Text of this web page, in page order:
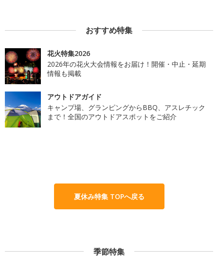
おすすめ特集
花火特集2026
2026年の花火大会情報をお届け！開催・中止・延期
情報も掲載
アウトドアガイド
キャンプ場、グランピングからBBQ、アスレチック
まで！全国のアウトドアスポットをご紹介
夏休み特集 TOPへ戻る
季節特集